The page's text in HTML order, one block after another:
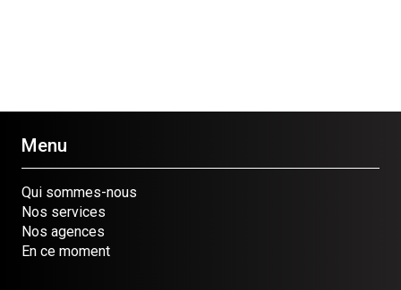
Menu
Qui sommes-nous
Nos services
Nos agences
En ce moment